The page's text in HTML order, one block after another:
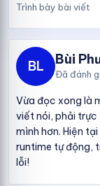
Trình bày bài viết
BL Bùi
Đã đánh
Vừa đọc xong là
viết nói, phải
mình hơn. Hiện
runtime tự động,
lỗi!